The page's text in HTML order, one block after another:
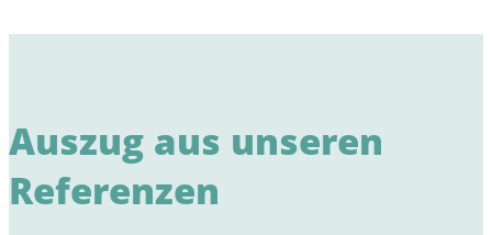
Auszug aus unseren
Referenzen